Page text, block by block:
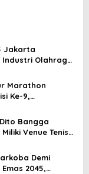
Jakarta
Industri Olahraga
Marathon
Ke-9,
Bangga
Venue Tenis
Demi
2045,